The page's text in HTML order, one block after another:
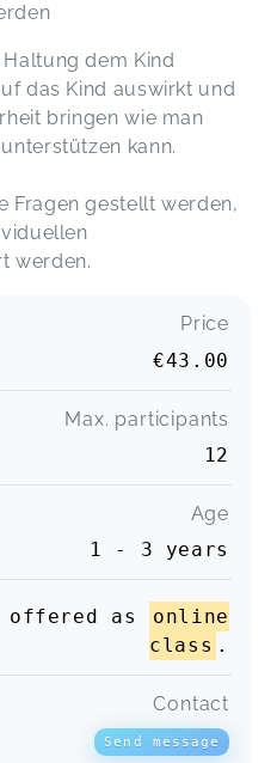
dem Kind
das Kind auswirkt und
bringen wie man
kann.
Fragen gestellt werden,
werden.
Price
€43.00
Max. participants
12
Age
1 - 3 years
as
online
class .
Contact
Send message